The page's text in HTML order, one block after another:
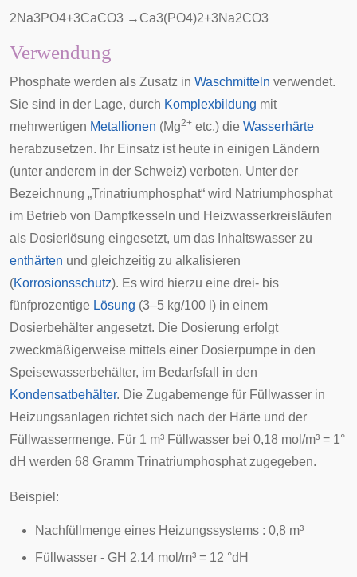
2Na3PO4+3CaCO3 → Ca3(PO4)2+3Na2CO3
Verwendung
Phosphate werden als Zusatz in Waschmitteln verwendet.
Sie sind in der Lage, durch Komplexbildung mit
mehrwertigen Metallionen (Mg2+ etc.) die Wasserhärte
herabzusetzen. Ihr Einsatz ist heute in einigen Ländern
(unter anderem in der Schweiz) verboten. Unter der
Bezeichnung „Trinatriumphosphat“ wird Natriumphosphat
im Betrieb von Dampfkesseln und Heizwasserkreisläufen
als Dosierlösung eingesetzt, um das Inhaltswasser zu
enthärten und gleichzeitig zu alkalisieren
(Korrosionsschutz). Es wird hierzu eine drei- bis
fünfprozentige Lösung (3–5 kg/100 l) in einem
Dosierbehälter angesetzt. Die Dosierung erfolgt
zweckmäßigerweise mittels einer Dosierpumpe in den
Speisewasserbehälter, im Bedarfsfall in den
Kondensatbehälter. Die Zugabemenge für Füllwasser in
Heizungsanlagen richtet sich nach der Härte und der
Füllwassermenge. Für 1 m³ Füllwasser bei 0,18 mol/m³ = 1°
dH werden 68 Gramm Trinatriumphosphat zugegeben.
Beispiel:
Nachfüllmenge eines Heizungssystems : 0,8 m³
Füllwasser - GH 2,14 mol/m³ = 12 °dH